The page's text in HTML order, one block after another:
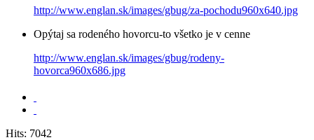
http://www.englan.sk/images/gbug/za-pochodu960x640.jpg
Opýtaj sa rodeného hovorcu-to všetko je v cenne
http://www.englan.sk/images/gbug/rodeny-
hovorca960x686.jpg
Hits: 7042